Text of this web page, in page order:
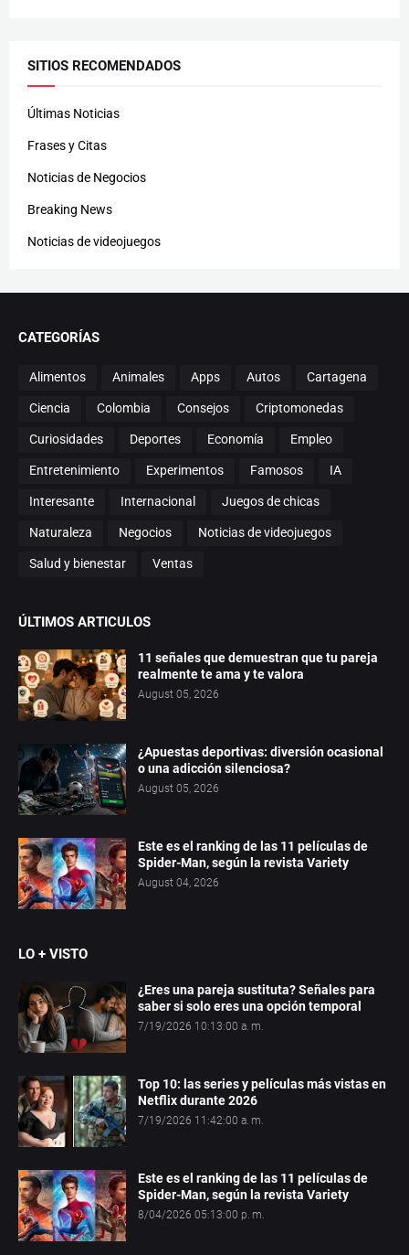
SITIOS RECOMENDADOS
Últimas Noticias
Frases y Citas
Noticias de Negocios
Breaking News
Noticias de videojuegos
CATEGORÍAS
Alimentos Animales Apps Autos Cartagena
Ciencia Colombia Consejos Criptomonedas
Curiosidades Deportes Economía Empleo
Entretenimiento Experimentos Famosos IA
Interesante Internacional Juegos de chicas
Naturaleza Negocios Noticias de videojuegos
Salud y bienestar Ventas
ÚLTIMOS ARTICULOS
11 señales que demuestran que tu pareja
realmente te ama y te valora
August 05, 2026
¿Apuestas deportivas: diversión ocasional
o una adicción silenciosa?
August 05, 2026
Este es el ranking de las 11 películas de
Spider-Man, según la revista Variety
August 04, 2026
LO + VISTO
¿Eres una pareja sustituta? Señales para
saber si solo eres una opción temporal
7/19/2026 10:13:00 a. m.
Top 10: las series y películas más vistas en
Netflix durante 2026
7/19/2026 11:42:00 a. m.
Este es el ranking de las 11 películas de
Spider-Man, según la revista Variety
8/04/2026 05:13:00 p. m.